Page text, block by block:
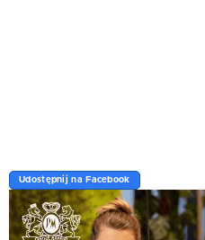
Udostępnij na Facebook